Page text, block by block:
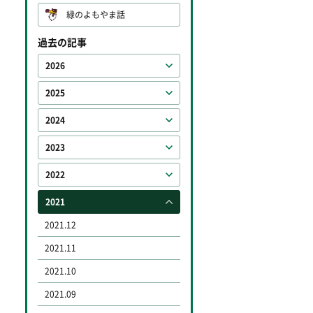
緑のよもやま話
過去の記事
2026
2025
2024
2023
2022
2021
2021.12
2021.11
2021.10
2021.09